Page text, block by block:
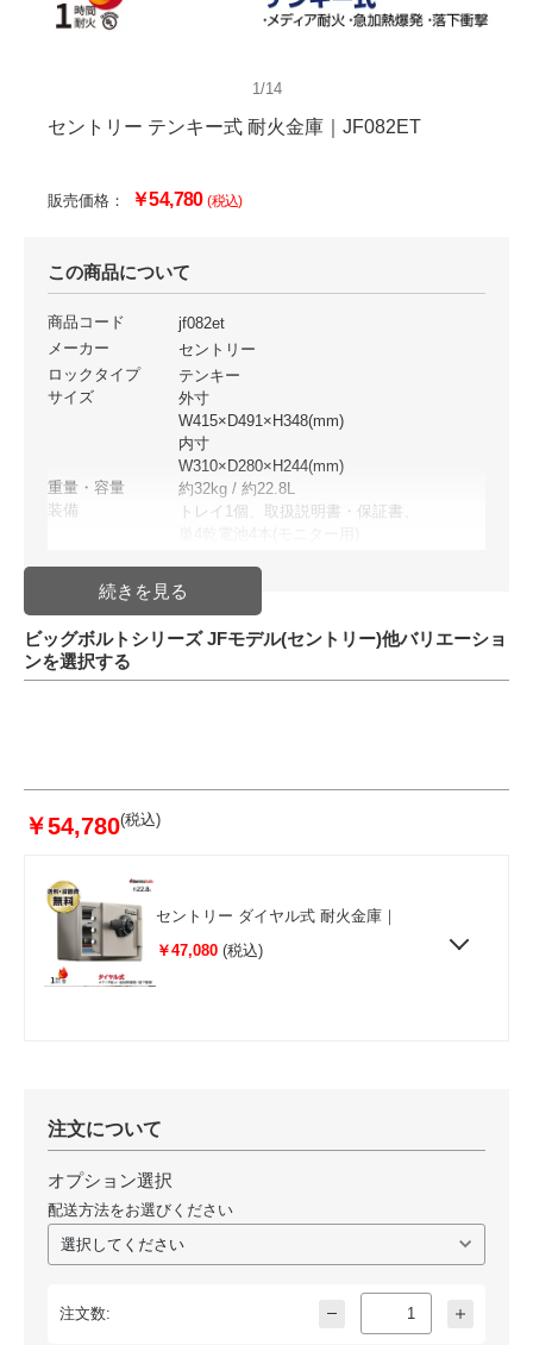
1/14
セントリー テンキー式 耐火金庫｜JF082ET
販売価格： ￥54,780(税込)
この商品について
商品コード
jf082et
メーカー
セントリー
ロックタイプ
テンキー
サイズ
外寸
W415×D491×H348(mm)
内寸
W310×D280×H244(mm)
重量・容量
約32kg / 約22.8L
装備
トレイ1個、取扱説明書・保証書、
ETL落下衝撃テスト認定
認定 他
配送方法
ビッグボルトシリーズ JFモデル(セントリー)他バリエーショ
ンを選択する
￥54,780(税込)
￥47,080 (税込)
セントリー ダイヤル式 耐火金庫｜
注文について
オプション選択
配送方法をお選びください
注文数: